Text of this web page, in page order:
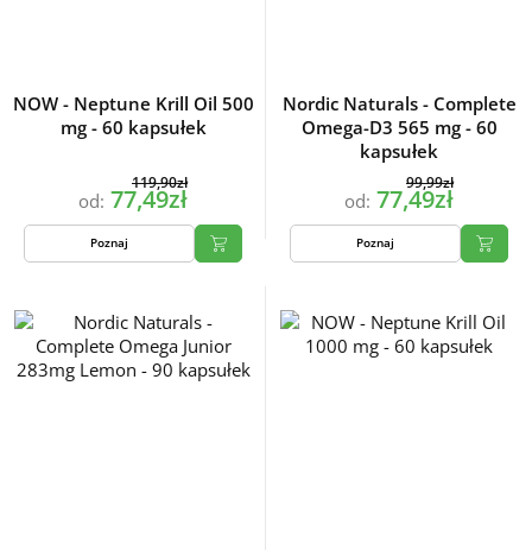
NOW - Neptune Krill Oil 500
mg - 60 kapsułek
od:
119,90zł
77,49zł
Poznaj
Nordic Naturals - Complete
Omega-D3 565 mg - 60
kapsułek
od:
99,99zł
77,49zł
Poznaj